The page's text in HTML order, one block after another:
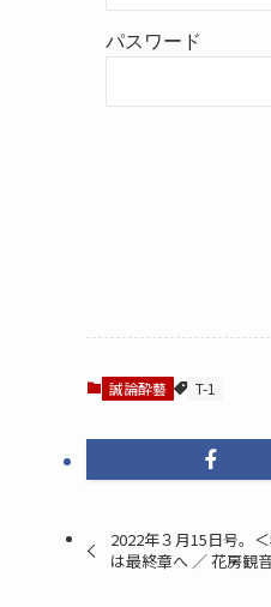
パスワード
誠論酔藝 T-1
2022年３月15日号。
は最終章へ ／ 花房観